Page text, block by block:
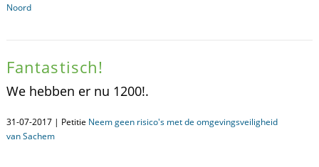
Noord
Fantastisch!
We hebben er nu 1200!.
31-07-2017 | Petitie Neem geen risico's met de omgevingsveiligheid
van Sachem